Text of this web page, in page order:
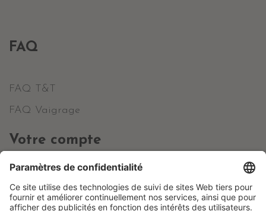
FAQ
FAQ T&T
FAQ Vaigrage
Votre compte
Informations personnelles
Commandes